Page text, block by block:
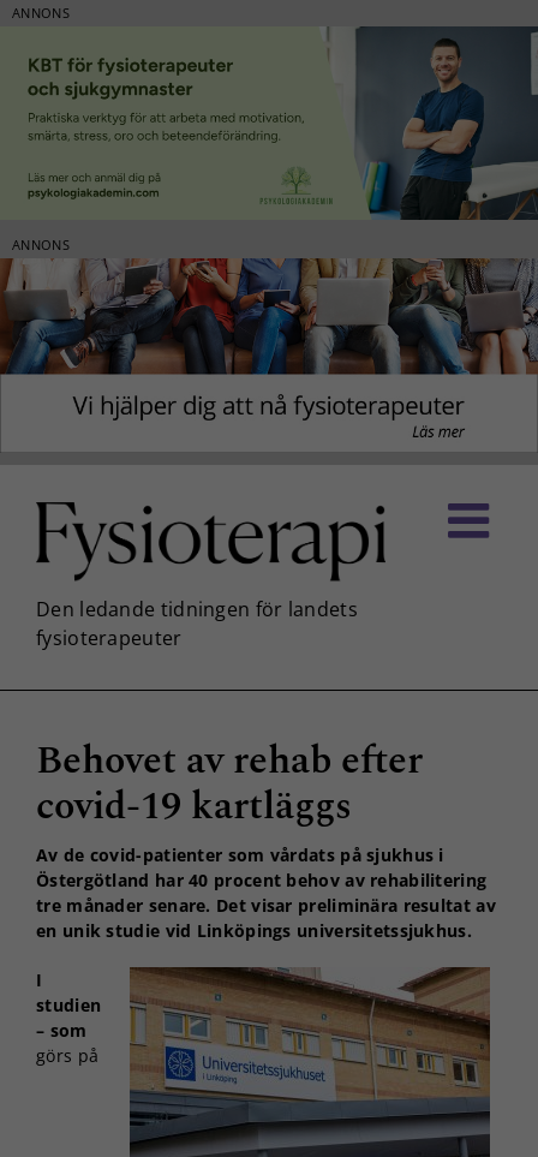
ANNONS
ANNONS
innehållet
Behovet av rehab efter
covid-19 kartläggs
Av de covid-patienter som vårdats på sjukhus i
Östergötland har 40 procent behov av rehabilitering
tre månader senare. Det visar preliminära resultat av
en unik studie vid Linköpings universitetssjukhus.
I
studien
– som
görs på